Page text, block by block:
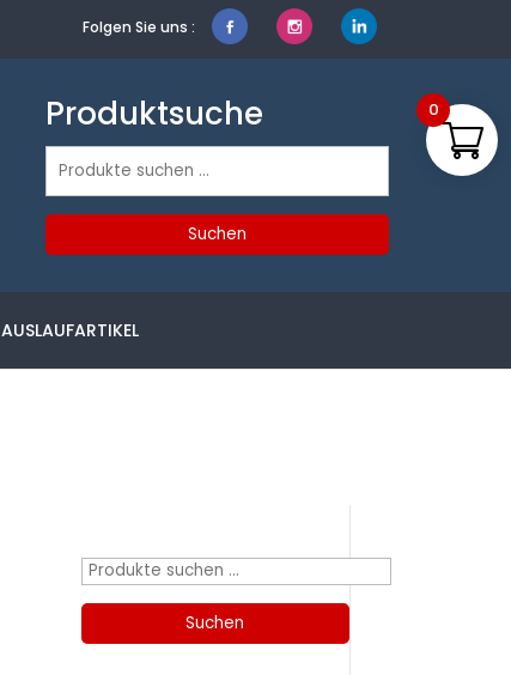
Folgen Sie uns :
Produktsuche
Suchen
Suchen
AUSLAUFARTIKEL
Suchen
Suchen
0